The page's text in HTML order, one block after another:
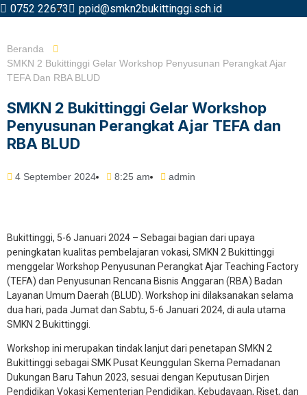
0752 22673 ppid@smkn2bukittinggi.sch.id
Beranda
SMKN 2 Bukittinggi Gelar Workshop Penyusunan Perangkat Ajar
TEFA Dan RBA BLUD
SMKN 2 Bukittinggi Gelar Workshop
Penyusunan Perangkat Ajar TEFA dan
RBA BLUD
4 September 2024 8:25 am admin
Bukittinggi, 5-6 Januari 2024 – Sebagai bagian dari upaya
peningkatan kualitas pembelajaran vokasi, SMKN 2 Bukittinggi
menggelar Workshop Penyusunan Perangkat Ajar Teaching Factory
(TEFA) dan Penyusunan Rencana Bisnis Anggaran (RBA) Badan
Layanan Umum Daerah (BLUD). Workshop ini dilaksanakan selama
dua hari, pada Jumat dan Sabtu, 5-6 Januari 2024, di aula utama
SMKN 2 Bukittinggi.
Workshop ini merupakan tindak lanjut dari penetapan SMKN 2
Bukittinggi sebagai SMK Pusat Keunggulan Skema Pemadanan
Dukungan Baru Tahun 2023, sesuai dengan Keputusan Dirjen
Pendidikan Vokasi Kementerian Pendidikan, Kebudayaan, Riset, dan